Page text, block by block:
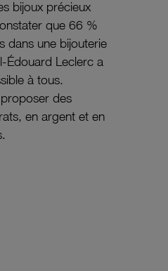
bijoux précieux
que 66 %
dans une bijouterie
Édouard Leclerc a
à tous.
des
en argent et en